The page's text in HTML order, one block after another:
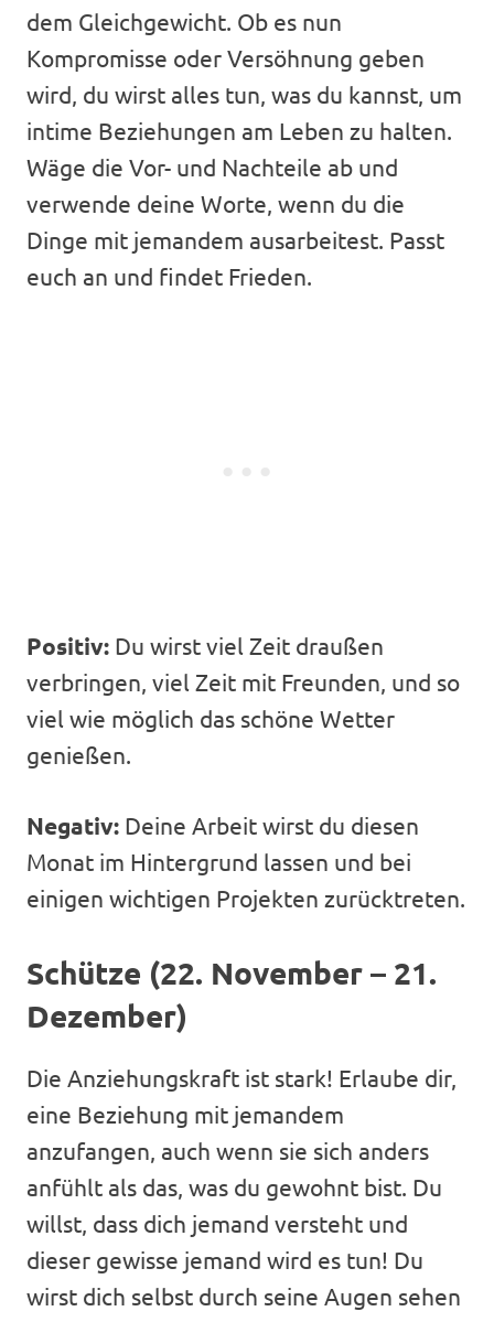
dem Gleichgewicht. Ob es nun
Kompromisse oder Versöhnung geben
wird, du wirst alles tun, was du kannst, um
intime Beziehungen am Leben zu halten.
Wäge die Vor- und Nachteile ab und
verwende deine Worte, wenn du die
Dinge mit jemandem ausarbeitest. Passt
euch an und findet Frieden.
Positiv: Du wirst viel Zeit draußen
verbringen, viel Zeit mit Freunden, und so
viel wie möglich das schöne Wetter
genießen.
Negativ: Deine Arbeit wirst du diesen
Monat im Hintergrund lassen und bei
einigen wichtigen Projekten zurücktreten.
Schütze (22. November – 21.
Dezember)
Die Anziehungskraft ist stark! Erlaube dir,
eine Beziehung mit jemandem
anzufangen, auch wenn sie sich anders
anfühlt als das, was du gewohnt bist. Du
willst, dass dich jemand versteht und
dieser gewisse jemand wird es tun! Du
wirst dich selbst durch seine Augen sehen